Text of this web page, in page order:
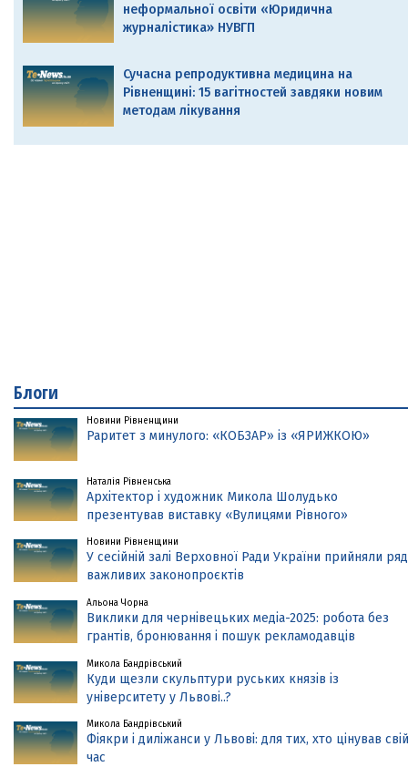
неформальної освіти «Юридична
журналістика» НУВГП
Сучасна репродуктивна медицина на
Рівненщині: 15 вагітностей завдяки новим
методам лікування
Блоги
Новини Рівненщини
Раритет з минулого: «КОБЗАР» із «ЯРИЖКОЮ»
Наталія Рівненська
Архітектор і художник Микола Шолудько
презентував виставку «Вулицями Рівного»
Новини Рівненщини
У сесійній залі Верховної Ради України прийняли ряд
важливих законопроєктів
Альона Чорна
Виклики для чернівецьких медіа-2025: робота без
грантів, бронювання і пошук рекламодавців
Микола Бандрівський
Куди щезли скульптури руських князів із
університету у Львові..?
Микола Бандрівський
Фіякри і диліжанси у Львові: для тих, хто цінував свій
час